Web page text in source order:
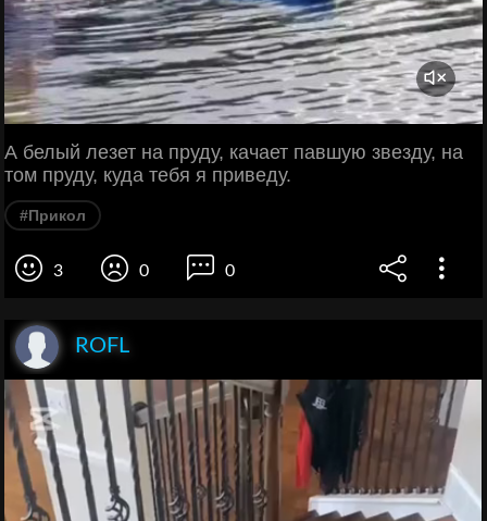
А белый лезет на пруду, качает павшую звезду, на
том пруду, куда тебя я приведу.
#Прикол
3 0 0
ROFL